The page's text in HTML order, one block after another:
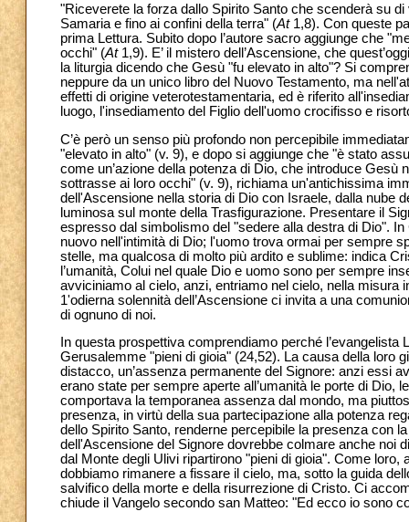
"Riceverete la forza dallo Spirito Santo che scenderà su
Samaria e fino ai confini della terra" (At1,8). Con queste
prima Lettura. Subito dopo l’autore sacro aggiunge che
occhi" (At1,9). E’ il mistero dell’Ascensione, che
la liturgia dicendo che Gesù "fu elevato in alto"? Si
neppure da un unico libro del Nuovo Testamento, ma
effetti di origine veterotestamentaria, ed è riferito
luogo, l'insediamento del Figlio dell'uomo crocifisso e
C’è però un senso più profondo non percepibile
"elevato in alto" (v. 9), e dopo si aggiunge che "è stato
come un’azione della potenza di Dio, che introduce
sottrasse ai loro occhi" (v. 9), richiama un'antichissima
dell'Ascensione nella storia di Dio con Israele, dalla nube
luminosa sul monte della Trasfigurazione. Presentare il
espresso dal simbolismo del "sedere alla destra di Dio".
nuovo nell'intimità di Dio; l'uomo trova ormai per sempre
stelle, ma qualcosa di molto più ardito e sublime: indica
l’umanità, Colui nel quale Dio e uomo sono per sempre
avviciniamo al cielo, anzi, entriamo nel cielo, nella
1'odierna solennità dell’Ascensione ci invita a una
di ognuno di noi.
In questa prospettiva comprendiamo perché
Gerusalemme "pieni di gioia" (24,52). La causa della loro
distacco, un’assenza permanente del Signore: anzi essi
erano state per sempre aperte all’umanità le porte di Dio,
comportava la temporanea assenza dal mondo, ma
presenza, in virtù della sua partecipazione alla potenza
dello Spirito Santo, renderne percepibile la presenza con
dell'Ascensione del Signore dovrebbe colmare anche noi
dal Monte degli Ulivi ripartirono "pieni di gioia". Come loro,
dobbiamo rimanere a fissare il cielo, ma, sotto la guida
salvifico della morte e della risurrezione di Cristo. Ci
chiude il Vangelo secondo san Matteo: "Ed ecco io sono